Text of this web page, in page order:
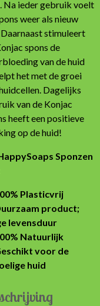
Na ieder gebruik voelt
weer als nieuw
Daarnaast stimuleert
spons de
van de huid
het met de groei
Dagelijks
van de Konjac
heeft een positieve
op de huid!
Sponzen
Plasticvrij
product;
levensduur
Natuurlijk
voor de
huid